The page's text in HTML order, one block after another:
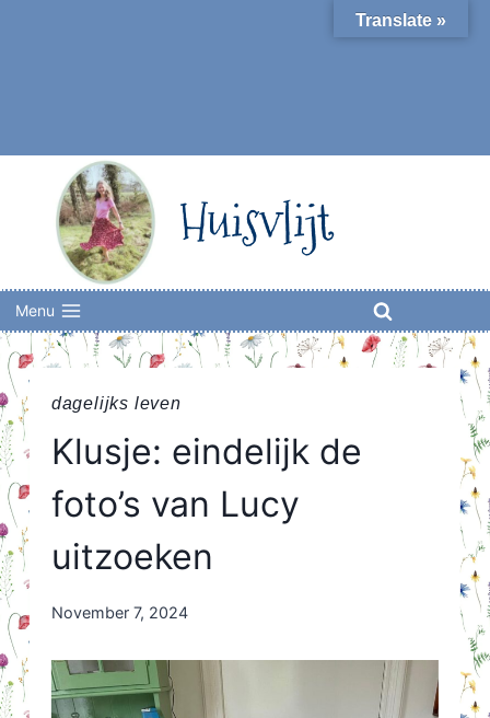
Huisvlijt
Menu
dagelijks leven
Klusje: eindelijk de
foto’s van Lucy
uitzoeken
By
Orriëns
November 7, 2024
Translate »